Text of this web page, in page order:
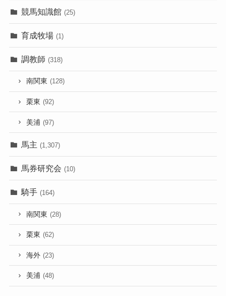
競馬知識館 (25)
育成牧場 (1)
調教師 (318)
南関東 (128)
栗東 (92)
美浦 (97)
馬主 (1,307)
馬券研究会 (10)
騎手 (164)
南関東 (28)
栗東 (62)
海外 (23)
美浦 (48)